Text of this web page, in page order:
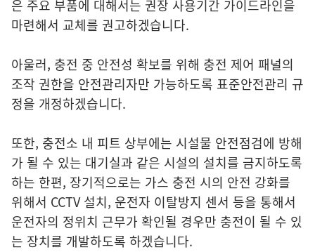
은 주요 부품에 대해서는 권장 사용기간 가이드라인을
마련해서 교체를 권고하겠습니다.
아울러, 충전 중 안전성 확보를 위해 충전 제어 패널의
조작 권한을 안전관리자만 가능하도록 표준안전관리 규
정을 개정하겠습니다.
또한, 충전소 내 피트 상부에는 시설물 안전점검에 방해
가 될 수 있는 대기실과 같은 시설의 설치를 금지하도록
하는 한편, 장기적으로는 가스 충전 시의 안전 강화를
위해서 CCTV 설치, 운전자 이탈방지 센서 등을 통해서
운전자의 정위치 근무가 확인될 경우만 충전이 될 수 있
는 장치를 개발하도록 하겠습니다.